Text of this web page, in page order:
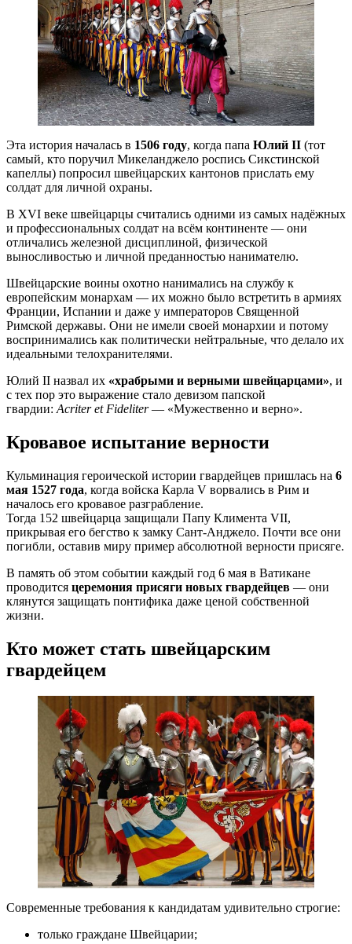
Эта история началась в 1506 году, когда папа Юлий II (тот
самый, кто поручил Микеланджело роспись Сикстинской
капеллы) попросил швейцарских кантонов прислать ему
солдат для личной охраны.
В XVI веке швейцарцы считались одними из самых надёжных
и профессиональных солдат на всём континенте — они
отличались железной дисциплиной, физической
выносливостью и личной преданностью нанимателю.
Швейцарские воины охотно нанимались на службу к
европейским монархам — их можно было встретить в армиях
Франции, Испании и даже у императоров Священной
Римской державы. Они не имели своей монархии и потому
воспринимались как политически нейтральные, что делало их
идеальными телохранителями.
Юлий II назвал их «храбрыми и верными швейцарцами», и
с тех пор это выражение стало девизом папской
гвардии: Acriter et Fideliter— «Мужественно и верно».
Кровавое испытание верности
Кульминация героической истории гвардейцев пришлась на 6
мая 1527 года, когда войска Карла V ворвались в Рим и
началось его кровавое разграбление.
Тогда 152 швейцарца защищали Папу Климента VII,
прикрывая его бегство к замку Сант-Анджело. Почти все они
погибли, оставив миру пример абсолютной верности присяге.
В память об этом событии каждый год 6 мая в Ватикане
проводится церемония присяги новых гвардейцев — они
клянутся защищать понтифика даже ценой собственной
жизни.
Кто может стать швейцарским
гвардейцем
Современные требования к кандидатам удивительно строгие:
только граждане Швейцарии;